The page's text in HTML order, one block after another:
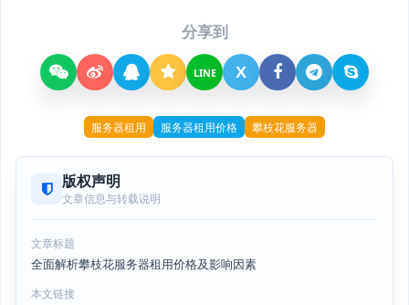
分享到
LINE X
服务器租用 服务器租用价格 攀枝花服务器
版权声明
文章信息与转载说明
文章标题
全面解析攀枝花服务器租用价格及影响因素
本文链接